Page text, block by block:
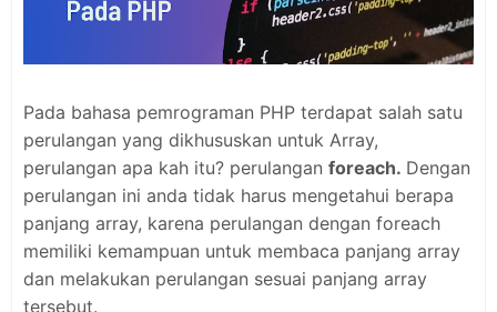
Pada bahasa pemrograman PHP terdapat salah satu
perulangan yang dikhususkan untuk Array,
perulangan apa kah itu? perulangan foreach. Dengan
perulangan ini anda tidak harus mengetahui berapa
panjang array, karena perulangan dengan foreach
memiliki kemampuan untuk membaca panjang array
dan melakukan perulangan sesuai panjang array
tersebut.